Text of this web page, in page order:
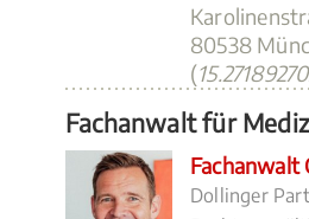
80538
(
Fachanwalt für
Fachanwalt
Dollinger